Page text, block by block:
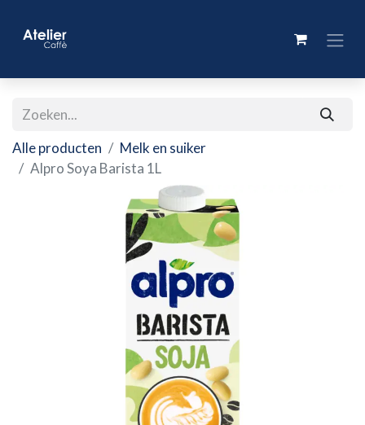
Alle producten
Melk en suiker
Alpro Soya Barista 1L